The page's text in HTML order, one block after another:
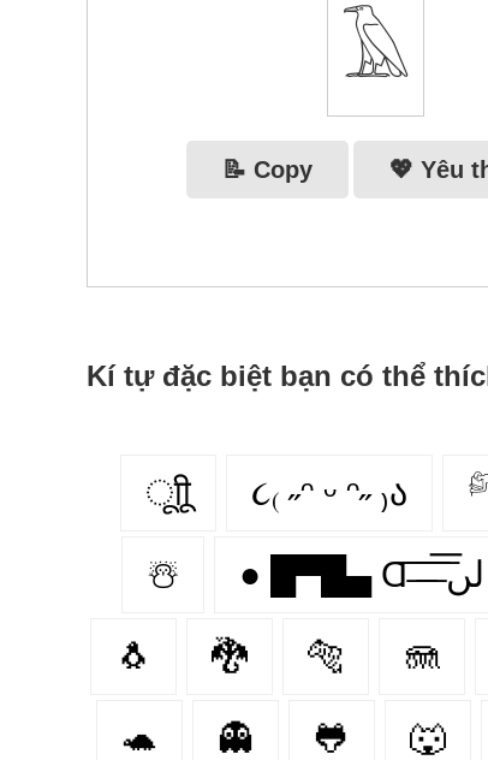
𓄿
📝 Copy 💖 Yêu
Kí tự đặc biệt bạn có thể
ूाीू ૮₍ ˶ᵔ ᵕ ᵔ˶ ₎ა
☃️ ● █▀█▄ Ɑ͞ ̶͞ ̶͞ ̶͞ لں͞
🐧 🐉 🐅 🪼
🐢 👻 🐸 🐺